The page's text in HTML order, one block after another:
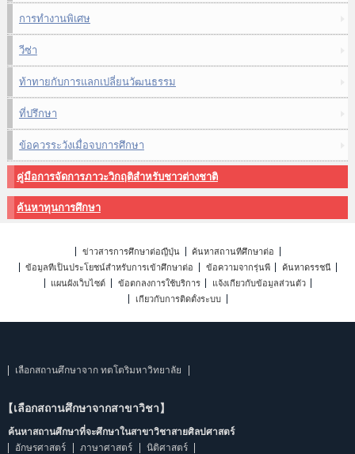
การทำงานพิเศษ
วีซ่า
ท้าทายกับการแลกเปลี่ยนวัฒนธรรม
ที่ปรึกษา
ข้อควรระวังเมื่อจบการศึกษา
คู่มือการจัดการภาวะวิกฤติสำหรับชาวต่างชาติ
ค้นหาทุนการศึกษา
ข่าวสารการศึกษาต่อญี่ปุ่น
ค้นหาสถานที่ศึกษาต่อ
ข้อมูลที่เป็นประโยชน์สำหรับการเข้าศึกษาต่อ
ข้อความจากรุ่นพี่
ค้นหาดรรชนี
แผนผังเว็บไซต์
ข้อตกลงการใช้บริการ
แจ้งเกี่ยวกับข้อมูลส่วนตัว
เกี่ยวกับการติดตั้งระบบ
เลือกสถานศึกษาจาก ทตโตริมหาวิทยาลัย
【เลือกสถานศึกษาจากสาขาวิชา】
ค้นหาสถานศึกษาที่จะศึกษาในสาขาวิชาสายศิลปศาสตร์
อักษรศาสตร์
ภาษาศาสตร์
นิติศาสตร์